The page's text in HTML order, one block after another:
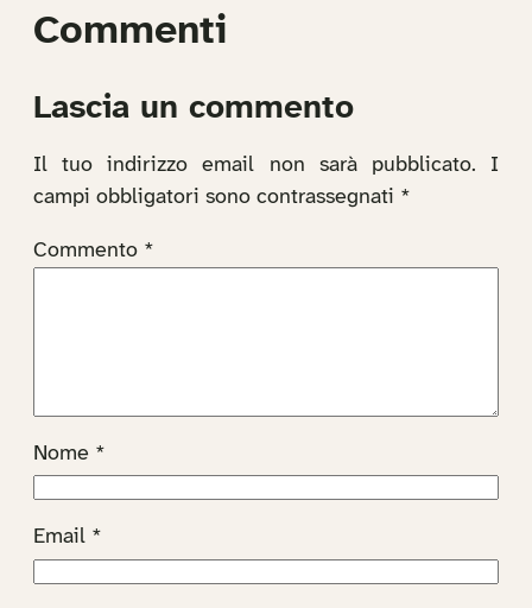
Commenti
Lascia un commento
Il tuo indirizzo email non sarà pubblicato.
I
campi obbligatori sono contrassegnati *
Commento *
Nome *
Email *